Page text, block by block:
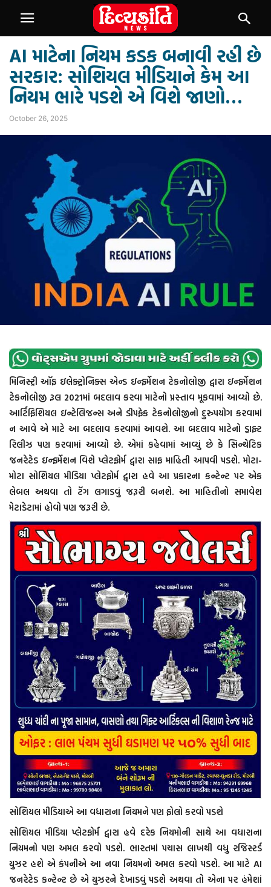
AI માટેના નિયમ કડક બનાવી રહી છે
સરકાર: સોશિયલ મીડિયાને કેમ આ
નિયમ ભારે પડશે એ વિશે જાણો…
October 26, 2025
મિનિસ્ટ્રી ઑફ ઇલેક્ટ્રોનિક્સ એન્ડ ઇન્ફર્મેશન ટેકનોલોજી દ્વારા ઇન્ફર્મેશન
ટેકનોલોજી રૂલ 2021માં બદલાવ કરવા માટેનો પ્રસ્તાવ મૂકવામાં આવ્યો છે.
આર્ટિફિશિયલ ઇન્ટેલિજન્સ અને ડીપફેક ટેકનોલોજીનો દુરુપયોગ કરવામાં
ન આવે એ માટે આ બદલાવ કરવામાં આવશે. આ બદલાવ માટેનો ડ્રાફ્ટ
રિલીઝ પણ કરવામાં આવ્યો છે. એમાં કહેવામાં આવ્યું છે કે સિન્થેટિક
જનરેટેડ ઇન્ફર્મેશન વિશે પ્લેટફોર્મ દ્વારા સાફ માહિતી આપવી પડશે. મોટા-
મોટા સોશિયલ મીડિયા પ્લેટફોર્મ દ્વારા હવે આ પ્રકારના કન્ટેન્ટ પર એક
લેબલ અથવા તો ટૅગ લગાડવું જરૂરી બનશે. આ માહિતીનો સમાવેશ
મેટાડેટામાં હોવો પણ જરૂરી છે.
સોશિયલ મીડિયાએ આ વધારાના નિયમને પણ ફોલો કરવો પડશે
સોશિયલ મીડિયા પ્લેટફોર્મ દ્વારા હવે દરેક નિયમોની સાથે આ વધારાના
નિયમનો પણ અમલ કરવો પડશે. ભારતમાં પચાસ લાખથી વધુ રજિસ્ટર્ડ
યુઝર હશે એ કંપનીએ આ નવા નિયમનો અમલ કરવો પડશે. આ માટે AI
જનરેટેડ કન્ટેન્ટ છે એ યુઝરને દેખાડવું પડશે અથવા તો એના પર હંમેશાં